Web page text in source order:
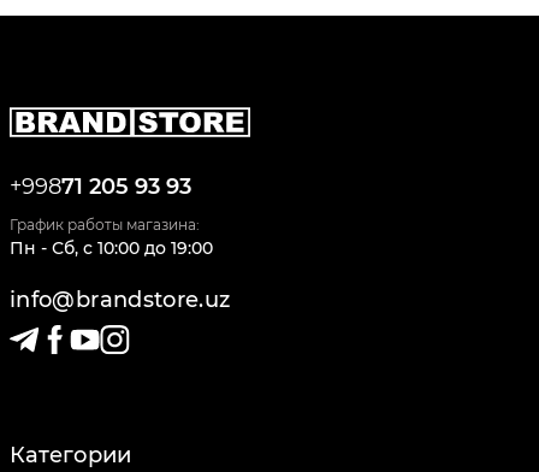
+99871 205 93 93
График работы магазина:
Пн - Сб, c 10:00 до 19:00
info@brandstore.uz
Категории